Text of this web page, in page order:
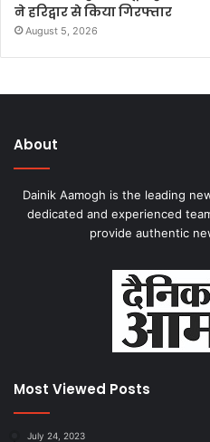
ने हरिद्वार से किया गिरफ्तार
August 5, 2026
About
Dainik Aamogh is the leading
dedicated and experienced
provide authentic
Most Viewed Posts
July 24, 2023